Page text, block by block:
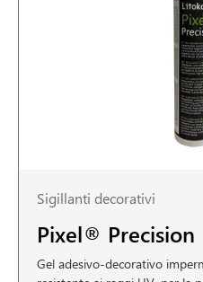
Sigillanti decorativi
Pixel® Precision
Gel adesivo-decorativo